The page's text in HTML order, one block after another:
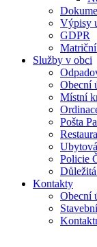
Výpisy
GDPR
Služby v obci
Obecní
Místní
Pošta
Policie
Kontakty
Obecní